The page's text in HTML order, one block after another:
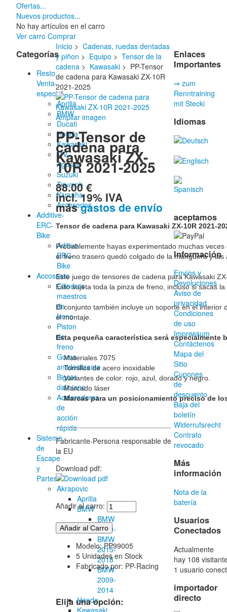
Ofertas...
Nuevos productos...
No hay artículos en el carro
Ver carro Comprar
Categorías
Resto
Venta-
especial
Aprilia
BMW
Ducati
Honda
Kawasaki
MV
Agusta
Suzuki
Triumph
Yamaha
Accesorios
Additive-
ERC-
Bike
Aditivo
ERC-
Bike
Accossato
Cilindros
maestros
de
freno
Piston
de
freno
Goma
antideslizante
Bigote
daliniano
Aceleradores
de
acción
rápida
Sisteme
de
Escape
y
Partes
Akrapovic
Aprilia
BMW
BMW
2019-
BMW
2015-
2018
BMW
2009-
2014
Honda
Kawasaki
Inicio > Cadenas, ruedas dentadas
y piñon > Equipo > Tensor de la
cadena> Kawasaki> PP-Tensor
de cadena para Kawasaki ZX-10R
2021-2025
Ampliar imagen
PP-Tensor de
cadena para
Kawasaki ZX-
10R 2021-2025
88.00 €
incl. 19% IVA
másgastos de envío
Tensor de cadena para Kawasaki ZX-10R 2021-
Probablemente hayas experimentado muchas
el freno trasero quedó colgado de la manguera y
Este juego de tensores de cadena para Kawasaki
Esto sujeta toda la pinza de freno, incluso si sacas
El conjunto también incluye un soporte en el
Esta pequeña característica será especialmente
    Materiales 7075
    Tornillos de acero inoxidable
    Variantes de color: rojo, azul, dorado y negro.
    Marcado láser
Marcas para un posicionamiento preciso de
Fabricante-Persona responsable de
la EU
Download pdf:
Añadir al carro:
Modelo: PP99005
5 Unidades en Stock
Fabricado por: PP-Racing
Elija una opción:
Enlaces
Importantes
⇒ zum
Renntraining
mit Stecki
Idiomas
aceptamos
Información
Envíos y
Devoluciones
Aviso de
privacidad
Condiciones
de uso
Impressum
Contáctenos
Mapa del
Sitio
Cupones
de
descuento
Baja del
boletín
Widerrufsrecht
Contrato
revocado
Más
información
Nota de la
batería
Usuarios
Conectados
Actualmente
hay 108
1 usuario
importador
directo